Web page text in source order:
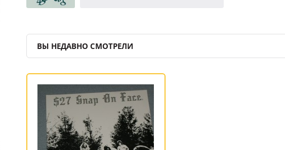
ВЫ НЕДАВНО СМОТРЕЛИ